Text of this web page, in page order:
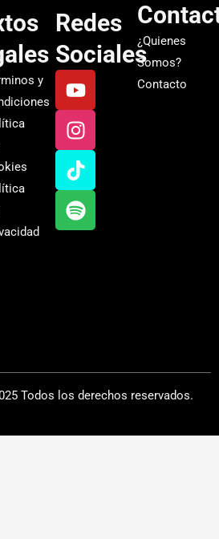
y
Redes
Sociales
Y
o
u
t
u
b
e
I
n
s
t
a
g
r
a
T
i
k
t
o
k
S
p
o
t
i
f
y
¿Quienes
Somos?
Contacto
Todos los derechos reservados.